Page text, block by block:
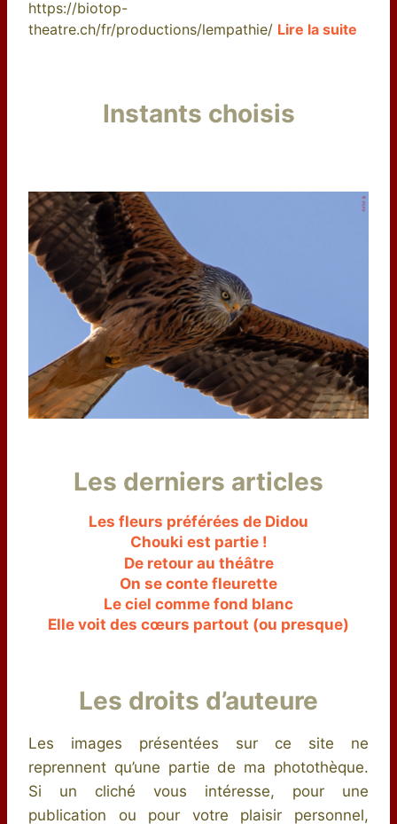
https://biotop-
theatre.ch/fr/productions/lempathie/ Lire la suite
Instants choisis
Les derniers articles
Les fleurs préférées de Didou
Chouki est partie !
De retour au théâtre
On se conte fleurette
Le ciel comme fond blanc
Elle voit des cœurs partout (ou presque)
Les droits d’auteure
Les images présentées sur ce site ne
reprennent qu’une partie de ma photothèque.
Si un cliché vous intéresse, pour une
publication ou pour votre plaisir personnel,